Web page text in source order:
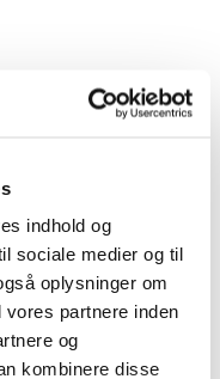
indhold og
sociale medier og til
oplysninger om
partnere inden
og
kombinere disse
fra 675kr
aftale hos Clevr Car